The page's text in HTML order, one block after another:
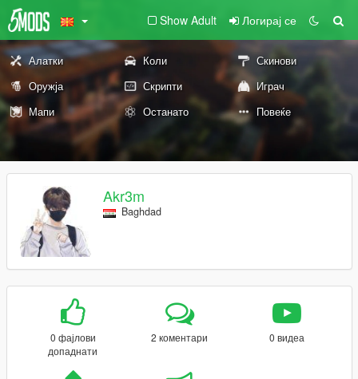
Show Adult Логирај се
Алатки Коли
Скинови
Оружја
Скрипти
Играч
Мапи
Останато Повеќе
Akr3m
Baghdad
0 фајлови
допаднати
2 коментари 0 видеа